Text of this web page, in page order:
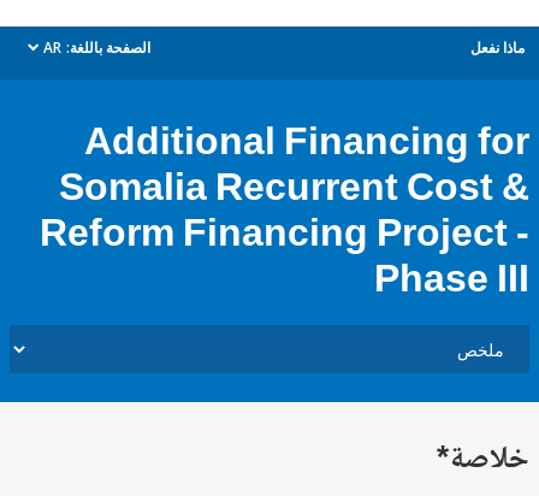
الصفحة باللغة: AR
dropdown
Additional
Somalia Recurrent
Reform Financing